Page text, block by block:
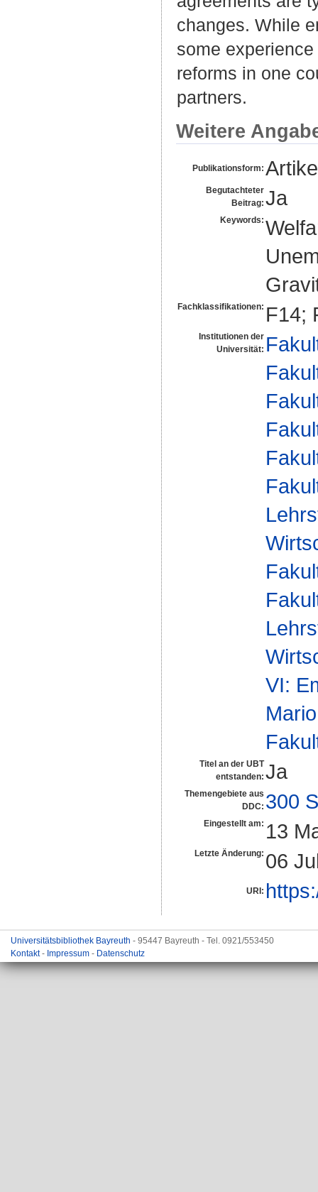
changes. While
some
reforms in one
partners.
Weitere
Publikationsform:
Begutachteter
Beitrag: Ja
Keywords:
Fachklassifikationen: F14;
Institutionen der
Universität:
VI:
Titel an der UBT
entstanden: Ja
Themengebiete aus
DDC: 300
Eingestellt am: 13
Letzte Änderung: 06
URI:
Universitätsbibliothek Bayreuth - 95447 Bayreuth - Tel. 0921/553450
Kontakt- Impressum - Datenschutz